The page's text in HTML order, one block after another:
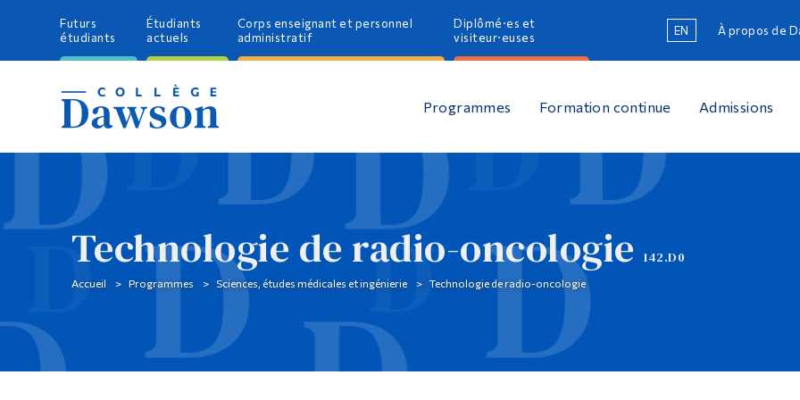
Futurs
étudiants
Étudiants
actuels
Corps enseignant et personnel
administratif
Diplômé·es et
visiteur·euses
EN À propos de
Programmes Formation continue Admissions
Technologie de radio-oncologie 142.D0
Accueil Programmes Sciences, études médicales et ingénierie Technologie de radio-oncologie